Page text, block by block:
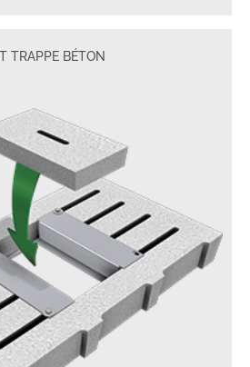
TRAPPE BÉTON